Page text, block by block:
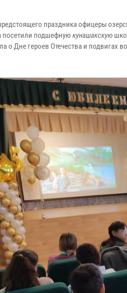
праздника офицеры
посетили подшефную кунашакскую
о Дне героев Отечества и подвигах